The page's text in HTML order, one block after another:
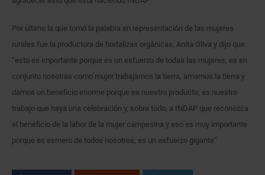
Por último la que tomó la palabra en representación de las mujeres
rurales fue la productora de hortalizas orgánicas, Anita Oliva y dijo que
“esto es importante porque es un esfuerzo de todas las mujeres, es en
conjunto nosotras como mujer trabajamos la tierra, amamos la tierra y
damos un beneficio enorme porque es nuestro producto, es nuestro
trabajo que haya una celebración y, sobre todo, a INDAP que reconozca
el beneficio de la labor de la mujer campesina y eso es muy importante
porque es esmero de todos nosotros, es un esfuerzo gigante”